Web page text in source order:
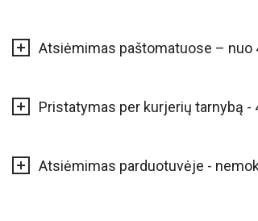
Atsiėmimas paštomatuose – nuo
Pristatymas per kurjerių tarnybą -
Atsiėmimas parduotuvėje -